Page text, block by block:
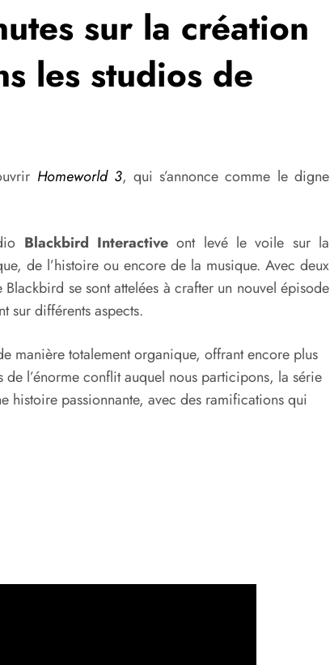
sur la création
les studios de
Homeworld 3, qui s’annonce comme le digne
Blackbird Interactive ont levé le voile sur la
de l’histoire ou encore de la musique. Avec deux
se sont attelées à crafter un nouvel épisode
sur différents aspects.
manière totalement organique, offrant encore plus
l’énorme conflit auquel nous participons, la série
passionnante, avec des ramifications qui